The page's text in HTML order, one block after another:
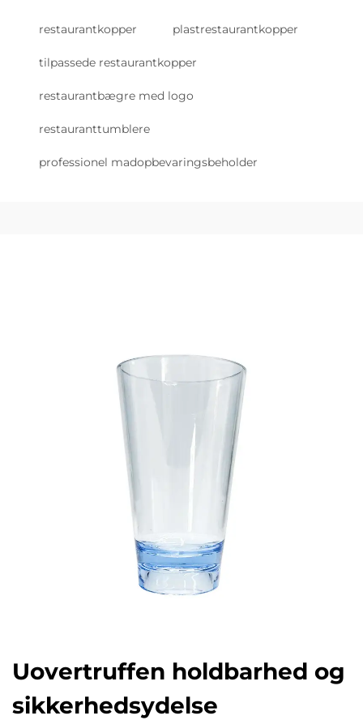
restaurantkopper plastrestaurantkopper
tilpassede restaurantkopper
restaurantbægre med logo
restauranttumblere
professionel madopbevaringsbeholder
Uovertruffen holdbarhed og
sikkerhedsydelse